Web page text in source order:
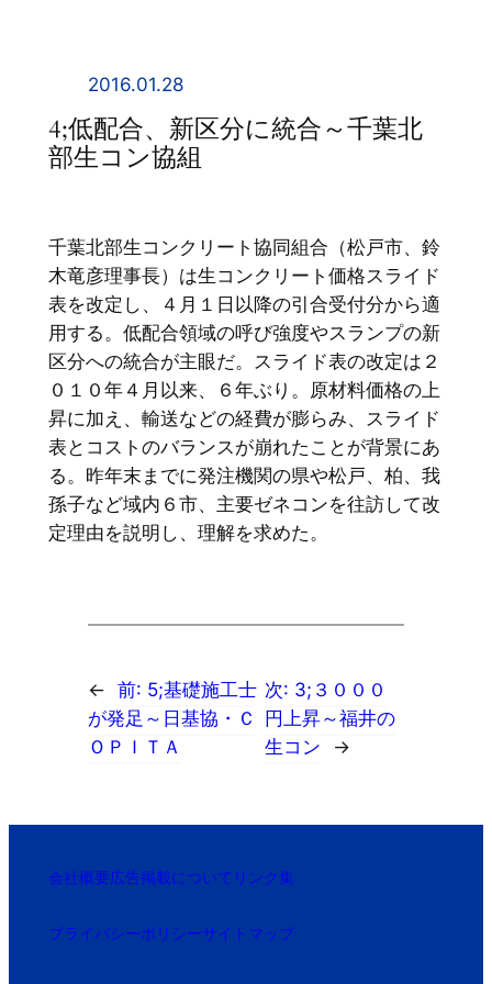
2016.01.28
4;低配合、新区分に統合～千葉北
部生コン協組
千葉北部生コンクリート協同組合（松戸市、鈴
木竜彦理事長）は生コンクリート価格スライド
表を改定し、４月１日以降の引合受付分から適
用する。低配合領域の呼び強度やスランプの新
区分への統合が主眼だ。スライド表の改定は２
０１０年４月以来、６年ぶり。原材料価格の上
昇に加え、輸送などの経費が膨らみ、スライド
表とコストのバランスが崩れたことが背景にあ
る。昨年末までに発注機関の県や松戸、柏、我
孫子など域内６市、主要ゼネコンを往訪して改
定理由を説明し、理解を求めた。
← 前: 5;基礎施工士
が発足～日基協・Ｃ
ＯＰＩＴＡ
次: 3;３０００
円上昇～福井の
生コン
→
会社概要広告掲載について リンク集
プライバシーポリシーサイトマップ